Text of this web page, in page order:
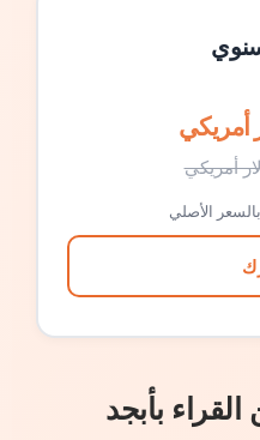
أمريكي
أمريكي
القراء بأبجد